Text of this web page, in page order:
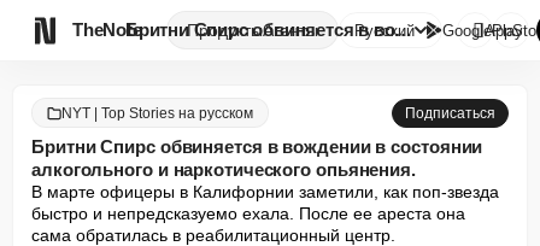
TheNote ПродуктыАгенты Бритни Спирс обвиняется в вожд...
Русский GooglePlay

NYT | Top Stories на русском Подписаться
Бритни Спирс обвиняется в вождении в состоянии
алкогольного и наркотического опьянения.
В марте офицеры в Калифорнии заметили, как поп-звезда
быстро и непредсказуемо ехала. После ее ареста она
сама обратилась в реабилитационный центр.